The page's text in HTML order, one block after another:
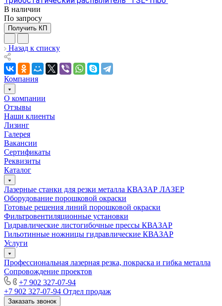
В наличии
По запросу
Получить КП
Назад к списку
Компания
О компании
Отзывы
Наши клиенты
Лизинг
Галерея
Вакансии
Сертификаты
Реквизиты
Каталог
Лазерные станки для резки металла КВАЗАР ЛАЗЕР
Оборудование порошковой окраски
Готовые решения линий порошковой окраски
Фильтровентиляционные установки
Гидравлические листогибочные прессы КВАЗАР
Гильотинные ножницы гидравлические КВАЗАР
Услуги
Профессиональная лазерная резка, покраска и гибка металла
Сопровождение проектов
+7 902 327-07-94
+7 902 327-07-94 Отдел продаж
Заказать звонок